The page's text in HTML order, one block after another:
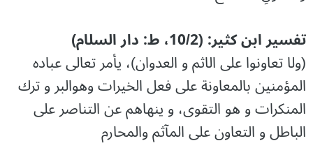
تفسیر ابن کثیر: (10/2، ط: دار السلام)
(ولا تعاونوا على الاثم و العدوان)، یأمر تعالی عبادہ
المؤمنین بالمعاونة علی فعل الخیرات وهوالبر و ترك
المنکرات و هو التقوی، و ینهاهم عن التناصر علی
الباطل و التعاون علی المآثم والمحارم